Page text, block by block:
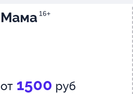
Мама 16+
от 1500 руб